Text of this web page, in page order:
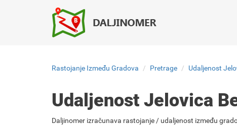
Rastojanje Između Gradova Pretrage Udaljenost
Udaljenost Jelovica
Daljinomer izračunava rastojanje / udaljenost između